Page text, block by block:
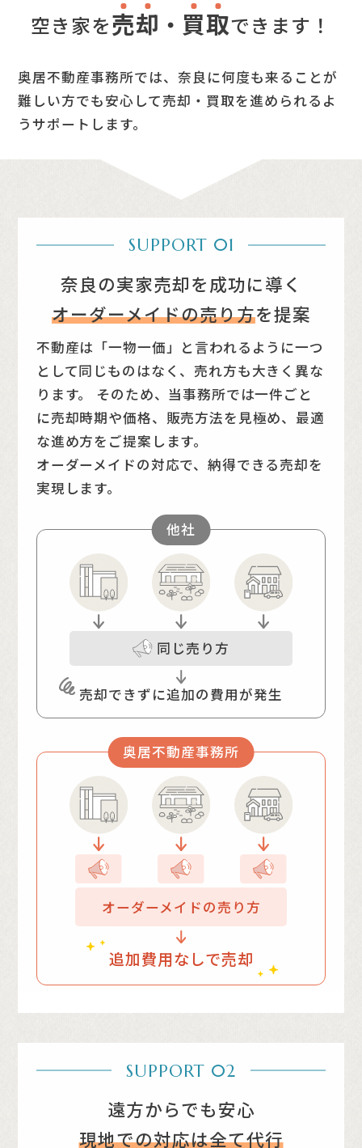
空き家を売却 ・ 買取できます！
奥居不動産事務所では、奈良に何度も来ることが
難しい方でも安心して売却・買取を進められるよ
うサポートします。
SUPPORT 01
奈良の実家売却を成功に導く
オーダーメイドの売り方を提案
不動産は「一物一価」と言われるように一つ
として同じものはなく、売れ方も大きく異な
ります。
そのため、当事務所では一件ごと
に売却時期や価格、販売方法を見極め、最適
な進め方をご提案します。
オーダーメイドの対応で、納得できる売却を
実現します。
他社
同じ売り方
売却できずに追加の費用が発生
奥居不動産事務所
オーダーメイドの売り方
追加費用なしで売却
SUPPORT 02
遠方からでも安心
現地での対応は全て代行